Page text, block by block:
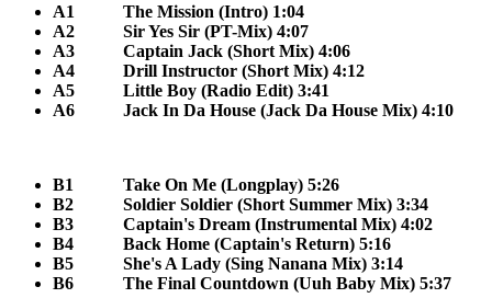
A1
The Mission (Intro) 1:04
A2
Sir Yes Sir (PT-Mix) 4:07
A3
Captain Jack (Short Mix) 4:06
A4
Drill Instructor (Short Mix) 4:12
A5
Little Boy (Radio Edit) 3:41
A6
Jack In Da House (Jack Da House Mix) 4:10
B1
Take On Me (Longplay) 5:26
B2
Soldier Soldier (Short Summer Mix) 3:34
B3
Captain's Dream (Instrumental Mix) 4:02
B4
Back Home (Captain's Return) 5:16
B5
She's A Lady (Sing Nanana Mix) 3:14
B6
The Final Countdown (Uuh Baby Mix) 5:37